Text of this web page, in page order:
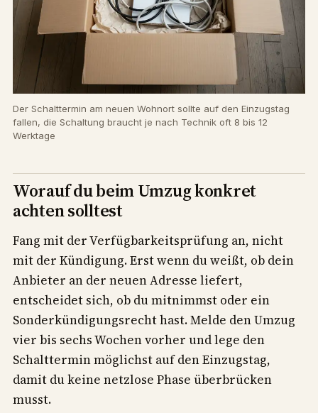
Der Schalttermin am neuen Wohnort sollte auf den Einzugstag
fallen, die Schaltung braucht je nach Technik oft 8 bis 12
Werktage
Worauf du beim Umzug konkret
achten solltest
Fang mit der Verfügbarkeitsprüfung an, nicht
mit der Kündigung. Erst wenn du weißt, ob dein
Anbieter an der neuen Adresse liefert,
entscheidet sich, ob du mitnimmst oder ein
Sonderkündigungsrecht hast. Melde den Umzug
vier bis sechs Wochen vorher und lege den
Schalttermin möglichst auf den Einzugstag,
damit du keine netzlose Phase überbrücken
musst.